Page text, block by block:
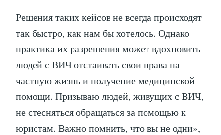
Решения таких кейсов не всегда происходят
так быстро, как нам бы хотелось. Однако
практика их разрешения может вдохновить
людей с ВИЧ отстаивать свои права на
частную жизнь и получение медицинской
помощи. Призываю людей, живущих с ВИЧ,
не стесняться обращаться за помощью к
юристам. Важно помнить, что вы не одни»,